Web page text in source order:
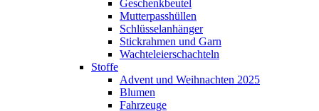
Geschenkbeutel
Mutterpasshüllen
Schlüsselanhänger
Stickrahmen und Garn
Wachteleierschachteln
Stoffe
Advent und Weihnachten 2025
Blumen
Fahrzeuge